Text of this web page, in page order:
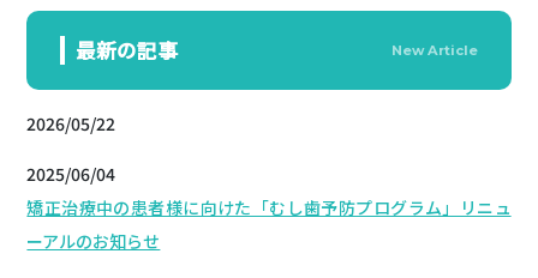
最新の記事 New Article
2026/05/22
2025/06/04
矯正治療中の患者様に向けた「むし歯予防プログラム」リニュ
ーアルのお知らせ